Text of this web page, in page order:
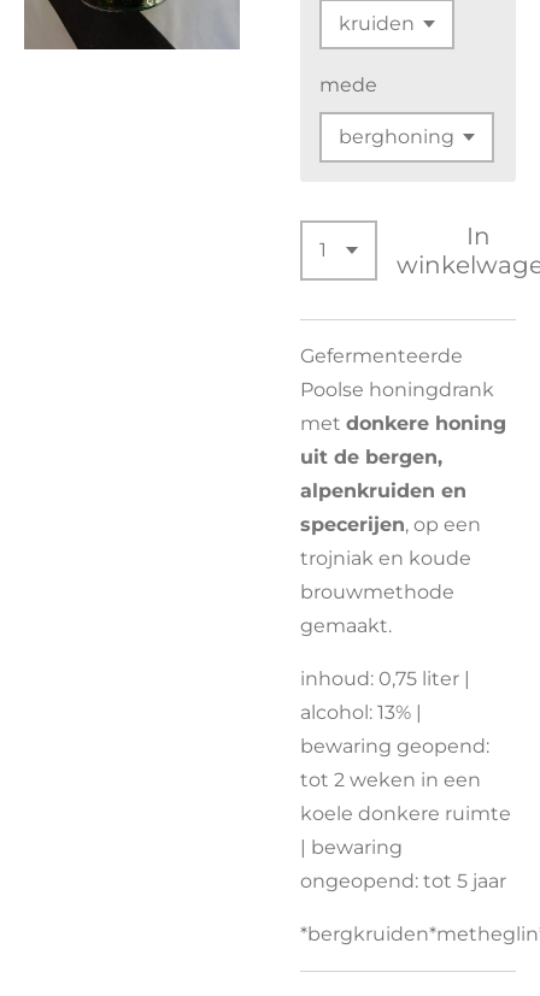
mede
In
Gefermenteerde
Poolse honingdrank
met donkere honing
uit de bergen,
alpenkruiden en
specerijen, op een
trojniak en koude
brouwmethode
gemaakt.
inhoud: 0,75 liter |
alcohol: 13% |
bewaring geopend:
tot 2 weken in een
koele donkere ruimte
| bewaring
ongeopend: tot 5 jaar